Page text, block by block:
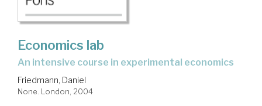
Economics lab
an intensive course in experimental economics
Friedmann, Daniel
None. London, 2004